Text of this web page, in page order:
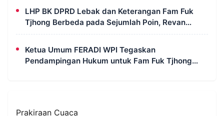
LHP BK DPRD Lebak dan Keterangan Fam Fuk
Tjhong Berbeda pada Sejumlah Poin, Revan
FERADI WPI: Proses Pembuktian Masih
Ketua Umum FERADI WPI Tegaskan
Pendampingan Hukum untuk Fam Fuk Tjhong
Prakiraan Cuaca